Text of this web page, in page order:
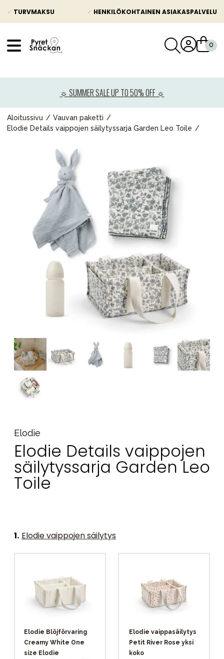
✓ TURVMAKSU ✓ HENKILÖKOHTAINEN ASIAKASPALVELU
☼ SUMMER SALE UP TO 50% OFF ☼
Aloitussivu
Vauvan paketti
Elodie Details vaippojen säilytyssarja Garden Leo Toile
Elodie
Elodie Details vaippojen
säilytyssarja Garden Leo
Toile
1. Elodie vaippojen säilytys
Elodie Blöjförvaring
Creamy White One
size Elodie
Elodie vaippasäilytys
Petit River Rose yksi
koko
Lastenvaunut
Lasten turvaistuimet
Lapsi & vauva
Lelut ja pelit
Äiti & Isä
Huonekalut & vuodevaatteet
Tarvikkeet
Varaosat
Kampanjat
Lahjavinkkejä
Suosikit
Tavaramerkit
Aurinko ja uinti Outlet
Opas